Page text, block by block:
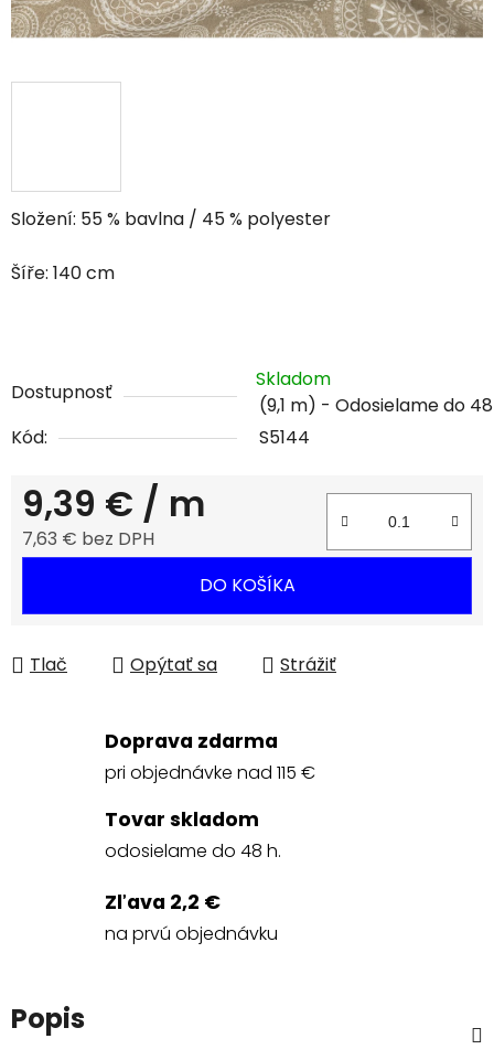
Složení: 55 % bavlna / 45 % polyester
Šíře: 140 cm
Dostupnosť
Skladom
(9,1 m)
Kód:
S5144
9,39 € / m
7,63 € bez DPH
DO KOŠÍKA
Tlač Opýtať sa Strážiť
Doprava zdarma
pri objednávke nad 115 €
Tovar skladom
odosielame do 48 h.
Zľava 2,2 €
na prvú objednávku
Popis